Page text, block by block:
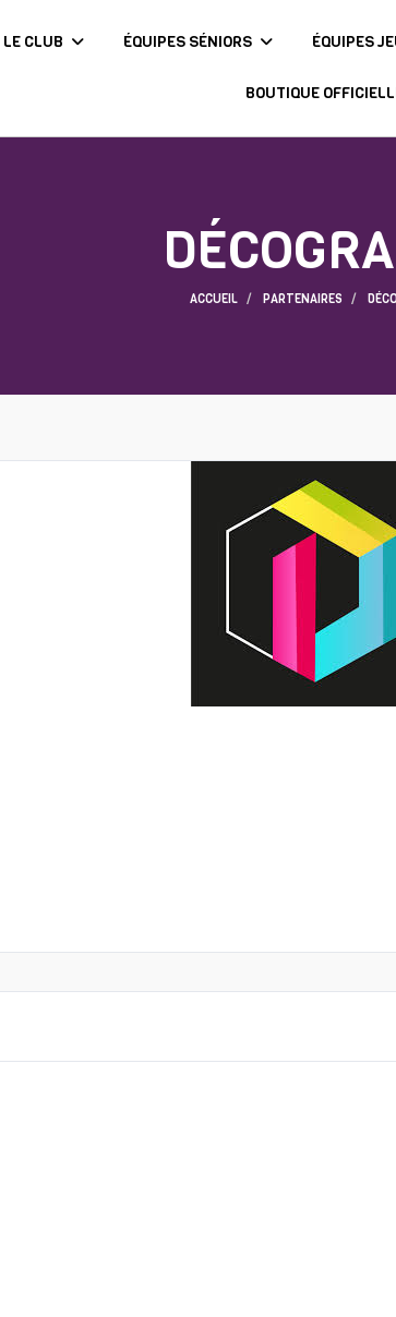
LE CLUB ÉQUIPES SÉNIORS ÉQUIPES
BOUTIQUE
ACCUEIL PARTENAIRES